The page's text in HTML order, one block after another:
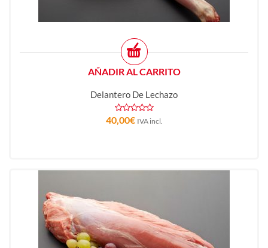
AÑADIR AL CARRITO
Delantero De Lechazo
40,00€ IVA incl.